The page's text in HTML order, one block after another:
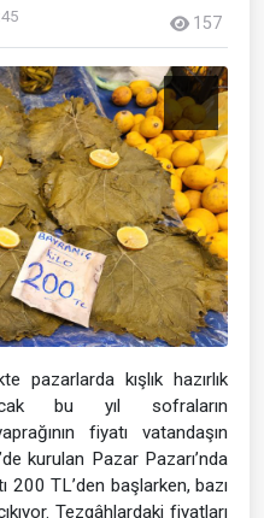
157
pazarlarda kışlık hazırlık
bu yıl sofraların
fiyatı vatandaşın
kurulan Pazar Pazarı’nda
200 TL’den başlarken, bazı
Tezgâhlardaki fiyatları